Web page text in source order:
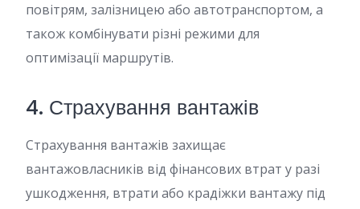
повітрям, залізницею або автотранспортом, а
також комбінувати різні режими для
оптимізації маршрутів.
4. Страхування вантажів
Страхування вантажів захищає
вантажовласників від фінансових втрат у разі
ушкодження, втрати або крадіжки вантажу під